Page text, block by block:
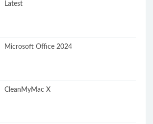
Latest
Microsoft Office 2024
CleanMyMac X